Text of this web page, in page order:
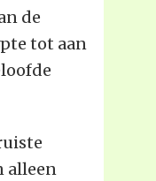
de
tot aan
alleen